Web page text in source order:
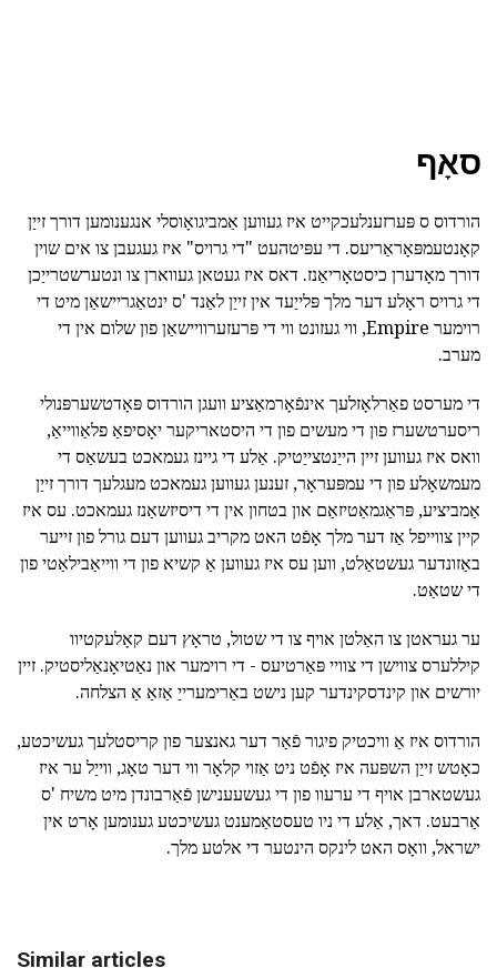
סאָף
הורדוס ס פּערזענלעכקייט איז געווען אַמביגואָוסלי אנגענומען דורך זייַן
קאָנטעמפּאָראַריעס. די עפּיטהעט "די גרויס" איז געגעבן צו אים שוין
דורך מאָדערן כיסטאָריאַנז. דאס איז געטאן געווארן צו ונטערשטרייַכן
די גרויס ראָלע דער מלך פּלייַעד אין זייַן לאַנד 'ס ינטאַגריישאַן מיט די
רוימער Empire, ווי געזונט ווי די פּרעזערוויישאַן פון שלום אין די
מערב.
די מערסט פאַרלאָזלעך אינפֿאָרמאַציע וועגן הורדוס פּאָדטשערפּנולי
ריסערטשערז פון די מעשים פון די היסטאריקער יאָסיפאַ פלאַווייאַ,
וואס איז געווען זיין הייַנטצייַטיק. אַלע די גיינז געמאכט בעשאַס די
מעמשאָלע פון די עמפּעראָר, זענען געווען געמאכט מעגלעך דורך זייַן
אַמביציע, פּראַגמאַטיזאַם און בטחון אין די דיסיזשאַנז געמאכט. עס איז
קיין צווייפל אַז דער מלך אָפֿט האט מקריב געווען דעם גורל פון זייער
באַזונדער געשטאַלט, ווען עס איז געווען אַ קשיא פון די ווייאַבילאַטי פון
די שטאַט.
ער געראטן צו האַלטן אויף צו די שטול, טראָץ דעם קאָלעקטיוו
קיללערס צווישן די צוויי פּאַרטיעס - די רוימער און נאַטיאָנאַליסטיק. זיין
יורשים און קינדסקינדער קען נישט באַרימערייַ אַזאַ אַ הצלחה.
הורדוס איז אַ וויכטיק פיגור פֿאַר דער גאנצער פון קריסטלעך געשיכטע,
כאָטש זייַן השפּעה איז אָפֿט ניט אַזוי קלאָר ווי דער טאָג, ווייַל ער איז
געשטארבן אויף די ערעוו פון די געשעענישן פֿאַרבונדן מיט משיח 'ס
אַרבעט. דאך, אַלע די ניו טעסטאַמענט געשיכטע גענומען אָרט אין
ישראל, וואָס האט לינקס הינטער די אלטע מלך.
Similar articles